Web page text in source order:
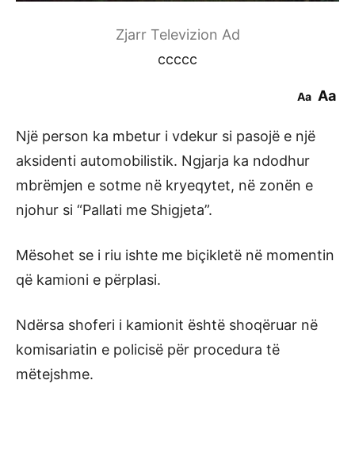
Zjarr Televizion Ad
ccccc
Aa Aa
Një person ka mbetur i vdekur si pasojë e një
aksidenti automobilistik. Ngjarja ka ndodhur
mbrëmjen e sotme në kryeqytet, në zonën e
njohur si “Pallati me Shigjeta”.
Mësohet se i riu ishte me biçikletë në momentin
që kamioni e përplasi.
Ndërsa shoferi i kamionit është shoqëruar në
komisariatin e policisë për procedura të
mëtejshme.